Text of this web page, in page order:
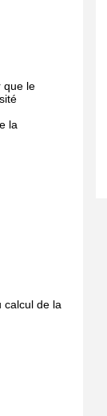
que le
la
calcul de la